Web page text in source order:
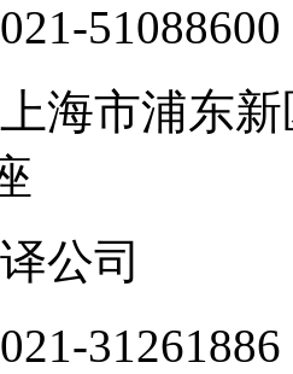
021-51088600
上海市浦东新
公司
021-31261886